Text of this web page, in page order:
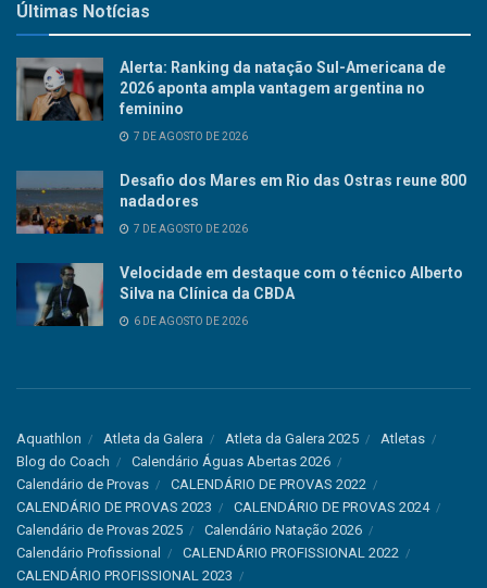
Últimas Notícias
Alerta: Ranking da natação Sul-Americana de
2026 aponta ampla vantagem argentina no
feminino
7 DE AGOSTO DE 2026
Desafio dos Mares em Rio das Ostras reune 800
nadadores
7 DE AGOSTO DE 2026
Velocidade em destaque com o técnico Alberto
Silva na Clínica da CBDA
6 DE AGOSTO DE 2026
Aquathlon Atleta da Galera Atleta da Galera 2025
Atletas
Blog do Coach
Calendário Águas Abertas 2026
Calendário de Provas
CALENDÁRIO DE PROVAS 2022
CALENDÁRIO DE PROVAS 2023
CALENDÁRIO DE PROVAS 2024
Calendário de Provas 2025
Calendário Natação 2026
Calendário Profissional
CALENDÁRIO PROFISSIONAL 2022
CALENDÁRIO PROFISSIONAL 2023